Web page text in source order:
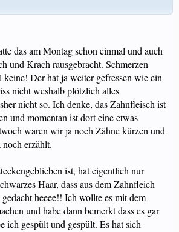
das am Montag schon einmal und auch
und Krach rausgebracht. Schmerzen
keine! Der hat ja weiter gefressen wie ein
nicht weshalb plötzlich alles
nicht so. Ich denke, das Zahnfleisch ist
und momentan ist dort eine etwas
waren wir ja noch Zähne kürzen und
noch erzählt.
ist, hat eigentlich nur
Haar, dass aus dem Zahnfleich
heeee!! Ich wollte es mit dem
und habe dann bemerkt dass es gar
ich gespült und gespült. Es hat sich